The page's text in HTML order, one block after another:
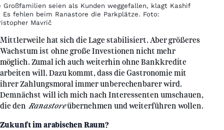
Großfamilien seien als Kunden weggefallen, klagt Kashif
Es fehlen beim Ranastore die Parkplätze. Foto:
Mavrič
Mittlerweile hat sich die Lage stabilisiert. Aber größeres
Wachstum ist ohne große Investionen nicht mehr
möglich. Zumal ich auch weiterhin ohne Bankkredite
arbeiten will. Dazu kommt, dass die Gastronomie mit
ihrer Zahlungsmoral immer unberechenbarer wird.
Demnächst will ich mich nach Interessenten umschauen,
die den Ranastoreübernehmen und weiterführen wollen.
Zukunft im arabischen Raum?